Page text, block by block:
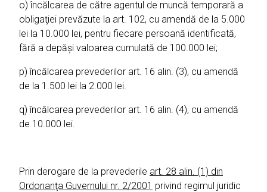
o) încălcarea de către agentul de muncă temporară a
obligaţiei prevăzute la art. 102, cu amendă de la 5.000
lei la 10.000 lei, pentru fiecare persoană identificată,
fără a depăşi valoarea cumulată de 100.000 lei;
p) încălcarea prevederilor art. 16 alin. (3), cu amendă
de la 1.500 lei la 2.000 lei.
q) încălcarea prevederilor art. 16 alin. (4), cu amendă
de 10.000 lei.
Prin derogare de la prevederile art. 28 alin. (1) din
Ordonanţa Guvernului nr. 2/2001 privind regimul juridic